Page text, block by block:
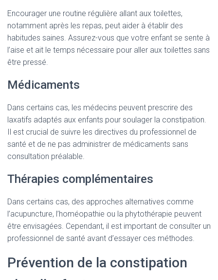
Encourager une routine régulière allant aux toilettes,
notamment après les repas, peut aider à établir des
habitudes saines. Assurez-vous que votre enfant se sente à
l’aise et ait le temps nécessaire pour aller aux toilettes sans
être pressé.
Médicaments
Dans certains cas, les médecins peuvent prescrire des
laxatifs adaptés aux enfants pour soulager la constipation.
Il est crucial de suivre les directives du professionnel de
santé et de ne pas administrer de médicaments sans
consultation préalable.
Thérapies complémentaires
Dans certains cas, des approches alternatives comme
l’acupuncture, l’homéopathie ou la phytothérapie peuvent
être envisagées. Cependant, il est important de consulter un
professionnel de santé avant d’essayer ces méthodes.
Prévention de la constipation